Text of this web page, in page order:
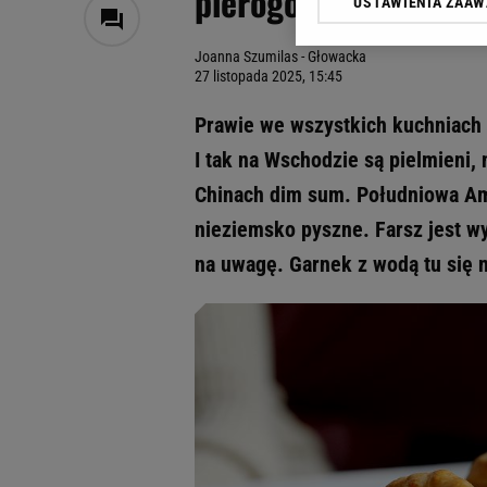
Joanna Szumilas - Głowacka
27 listopada 2025, 15:45
Prawie we wszystkich
I tak na Wschodzie są pielmieni,
Chinach dim sum. Południowa
nieziemsko pyszne. Farsz jest
na uwagę. Garnek z wodą tu się
Klikając „Akceptuję”
dotyczące plików
odnośnik „Ustawienia
My, nasi Zaufani
Użycie dokładnych
Przechowywanie
badnie odbiorców i